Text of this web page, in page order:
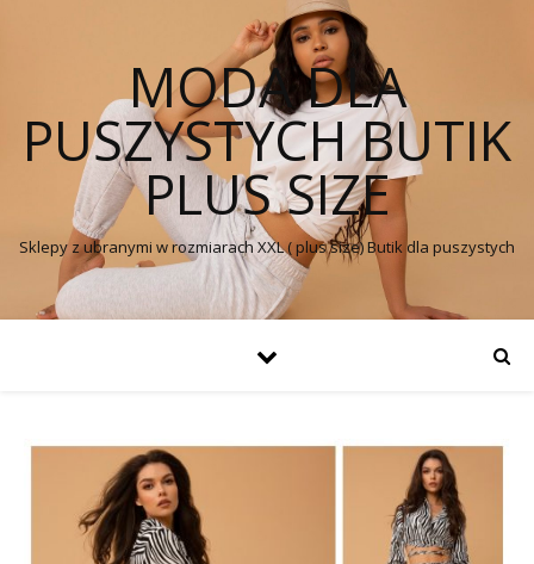
MODA DLA
PUSZYSTYCH BUTIK
PLUS SIZE
Sklepy z ubranymi w rozmiarach XXL ( plus size) Butik dla puszystych